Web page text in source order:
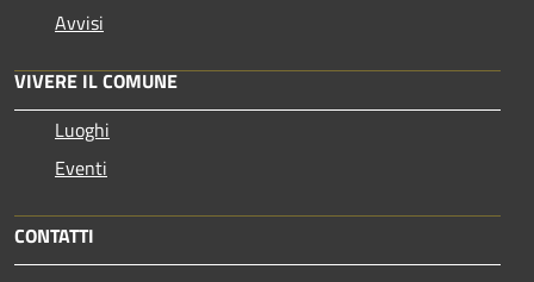
Avvisi
VIVERE IL COMUNE
Luoghi
Eventi
CONTATTI